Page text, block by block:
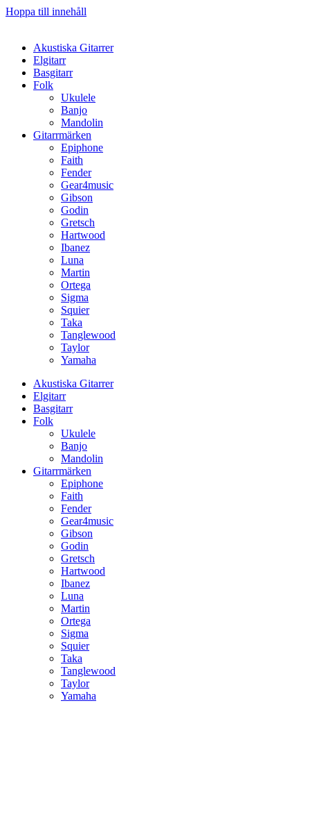
Hoppa till innehåll
Akustiska Gitarrer
Elgitarr
Basgitarr
Folk
Ukulele
Banjo
Mandolin
Gitarrmärken
Epiphone
Faith
Fender
Gear4music
Gibson
Godin
Gretsch
Hartwood
Ibanez
Luna
Martin
Ortega
Sigma
Squier
Taka
Tanglewood
Taylor
Yamaha
Akustiska Gitarrer
Elgitarr
Basgitarr
Folk
Ukulele
Banjo
Mandolin
Gitarrmärken
Epiphone
Faith
Fender
Gear4music
Gibson
Godin
Gretsch
Hartwood
Ibanez
Luna
Martin
Ortega
Sigma
Squier
Taka
Tanglewood
Taylor
Yamaha